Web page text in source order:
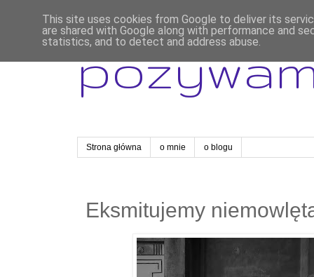
Strona główna o mnie o blogu
Eksmitujemy
This site uses cookies from Google to deliver its
are shared with Google along with performance and
statistics, and to detect and address abuse.